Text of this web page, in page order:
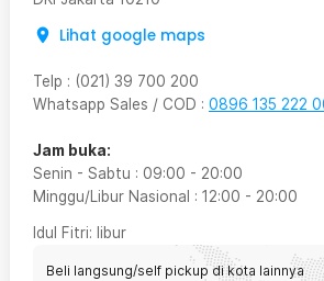
Lihat google maps
Telp : (021) 39 700 200
Whatsapp Sales / COD : 0896 135 222
Jam buka:
Senin - Sabtu : 09:00 - 20:00
Minggu/Libur Nasional : 12:00 - 20:00
Idul Fitri: libur
Beli langsung/self pickup di kota lainnya